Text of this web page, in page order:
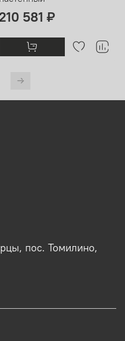
581 ₽
пос. Томилино,